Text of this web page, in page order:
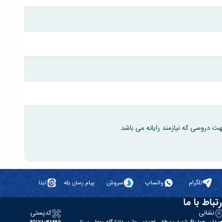
تلگرام واتساپ سروش پیام رسان بله ایتا
با ما
نشانی کدپستی